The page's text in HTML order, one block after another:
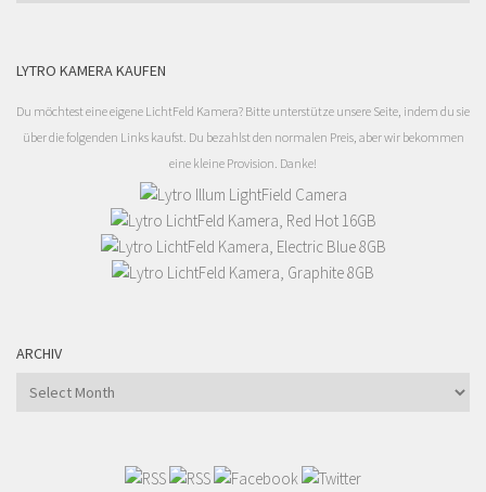
LYTRO KAMERA KAUFEN
Du möchtest eine eigene LichtFeld Kamera? Bitte unterstütze unsere Seite, indem du sie
über die folgenden Links kaufst. Du bezahlst den normalen Preis, aber wir bekommen
eine kleine Provision. Danke!
ARCHIV
Archiv